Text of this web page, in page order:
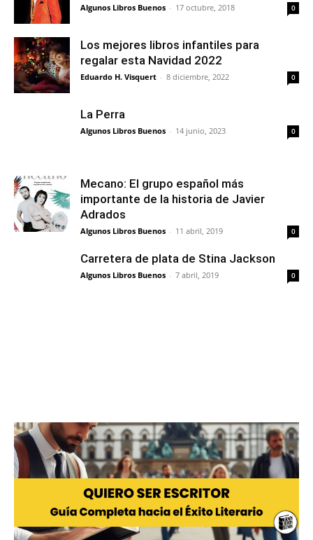
Algunos Libros Buenos - 17 octubre, 2018 0
Los mejores libros infantiles para
regalar esta Navidad 2022
Eduardo H. Visquert - 8 diciembre, 2022 0
La Perra
Algunos Libros Buenos - 14 junio, 2023 0
Mecano: El grupo español más
importante de la historia de Javier
Adrados
Algunos Libros Buenos - 11 abril, 2019 0
Carretera de plata de Stina Jackson
Algunos Libros Buenos - 7 abril, 2019 0